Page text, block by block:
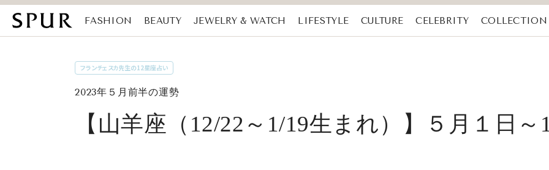
FASHION BEAUTY JEWELRY & WATCH LIFESTYLE CULTURE CELEBRITY
COLLECTION
フランチェスカ先生の12星座占い
2023年５月前半の運勢
【山羊座（12/22～1/19生まれ）】５月１日